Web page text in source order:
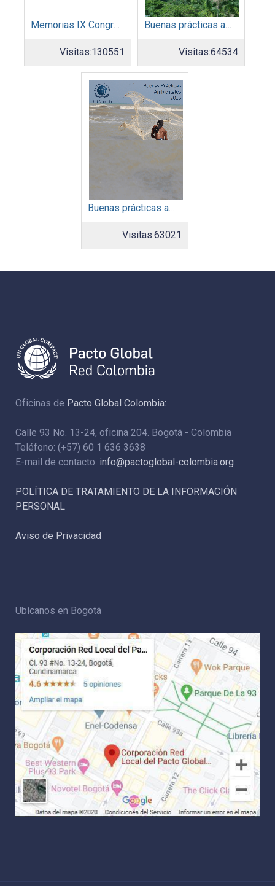
Memorias IX Congreso Pacto Global 2019
Visitas:130551
Buenas prácticas ambientales 2014
Visitas:64534
Buenas prácticas ambientales 2015
Visitas:63021
Oficinas de Pacto Global Colombia:
Calle 93 No. 13-24, oficina 204. Bogotá - Colombia
Teléfono: (+57) 60 1 636 3638
E-mail de contacto: info@pactoglobal-colombia.org
POLÍTICA DE TRATAMIENTO DE LA INFORMACIÓN
PERSONAL
Aviso de Privacidad
Ubícanos en Bogotá